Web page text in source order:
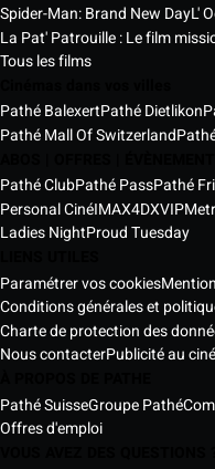
Spider-Man: Brand New DayL'
La Pat' Patrouille : Le film
Tous les films
Pathé BalexertPathé Dietlikon
Pathé Mall Of Switzerland
Pathé ClubPathé PassPathé
Personal CinéIMAX4DXVIP
Ladies NightProud Tuesday
Paramétrer vos cookies
Conditions générales et
Charte de protection des
Nous contacterPublicité au
Pathé SuisseGroupe Pathé
Offres d'emploi